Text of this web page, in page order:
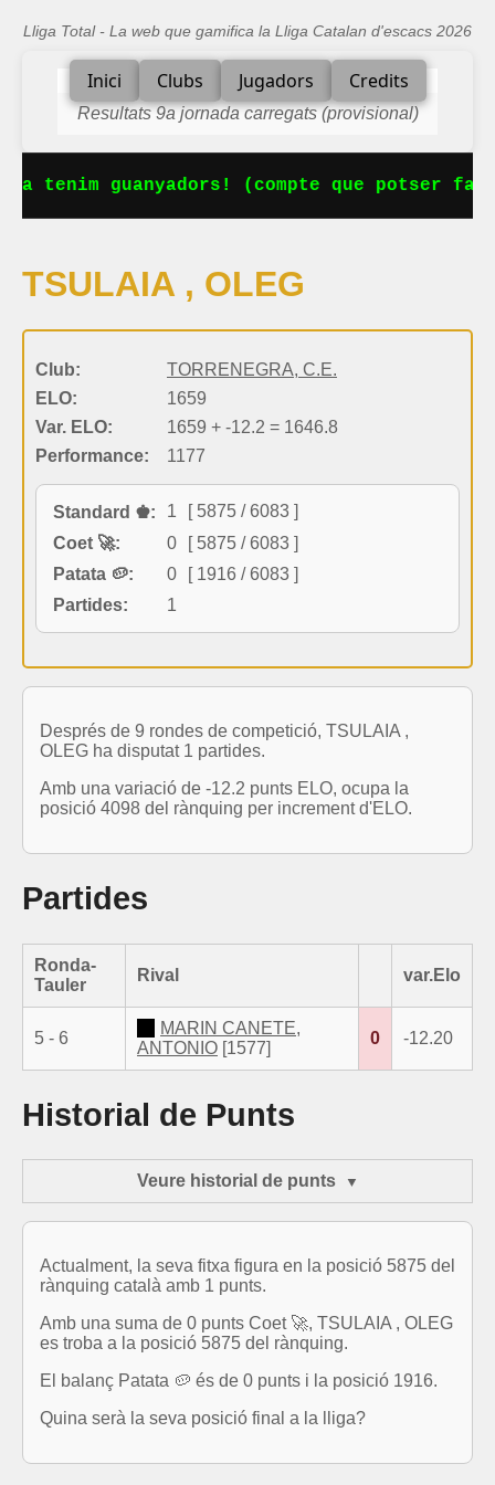
Lliga Total - La web que gamifica la Lliga Catalan d'escacs 2026
Inici Clubs Jugadors Credits
Resultats 9a jornada carregats (provisional)
tenim guanyadors! (compte que potser
TSULAIA , OLEG
Club:
TORRENEGRA, C.E.
ELO:
1659
Var. ELO:
1659 + -12.2 = 1646.8
Performance:
1177
Standard ♚: 1
[ 5875 / 6083 ]
Coet 🚀:
0
[ 5875 / 6083 ]
Patata 🥔:
0
[ 1916 / 6083 ]
Partides:
1
Després de 9 rondes de competició, TSULAIA ,
OLEG ha disputat 1 partides.
Amb una variació de -12.2 punts ELO, ocupa la
posició 4098 del rànquing per increment d'ELO.
Partides
Ronda-
Tauler
Rival var.Elo
5 - 6
MARIN CANETE,
ANTONIO [1577]
0 -12.20
Historial de Punts
Veure historial de punts
Actualment, la seva fitxa figura en la posició 5875 del
rànquing català amb 1 punts.
Amb una suma de 0 punts Coet 🚀, TSULAIA , OLEG
es troba a la posició 5875 del rànquing.
El balanç Patata 🥔 és de 0 punts i la posició 1916.
Quina serà la seva posició final a la lliga?